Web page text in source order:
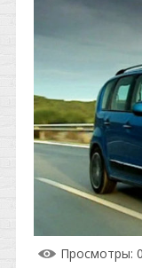
Просмотры: 0